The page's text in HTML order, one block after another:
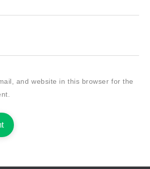
and website in this browser for the